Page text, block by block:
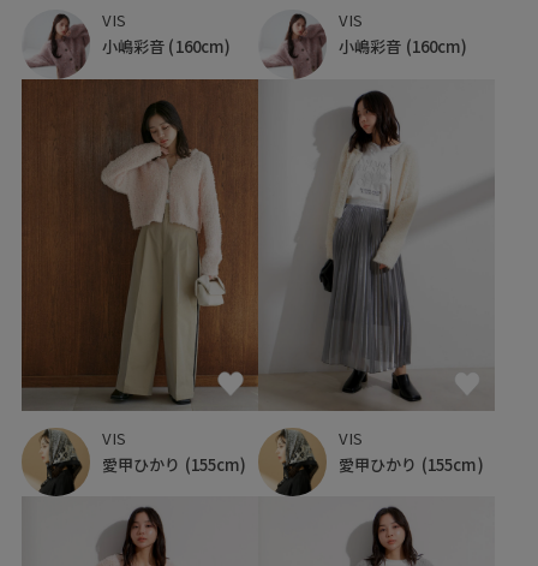
VIS
小嶋彩音 (160cm)
VIS
小嶋彩音 (160cm)
VIS
愛甲ひかり (155cm)
VIS
愛甲ひかり (155cm)